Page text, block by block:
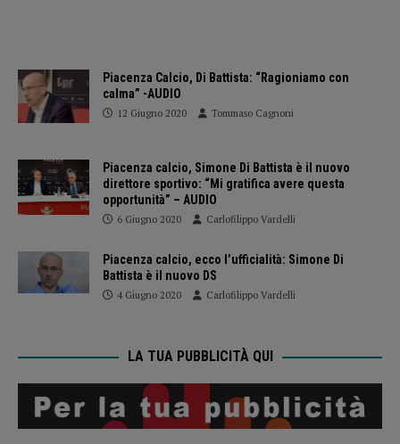
Piacenza Calcio, Di Battista: “Ragioniamo con
calma” -AUDIO
12 Giugno 2020 Tommaso Cagnoni
Piacenza calcio, Simone Di Battista è il nuovo
direttore sportivo: “Mi gratifica avere questa
opportunità” – AUDIO
6 Giugno 2020 Carlofilippo Vardelli
Piacenza calcio, ecco l’ufficialità: Simone Di
Battista è il nuovo DS
4 Giugno 2020 Carlofilippo Vardelli
LA TUA PUBBLICITÀ QUI